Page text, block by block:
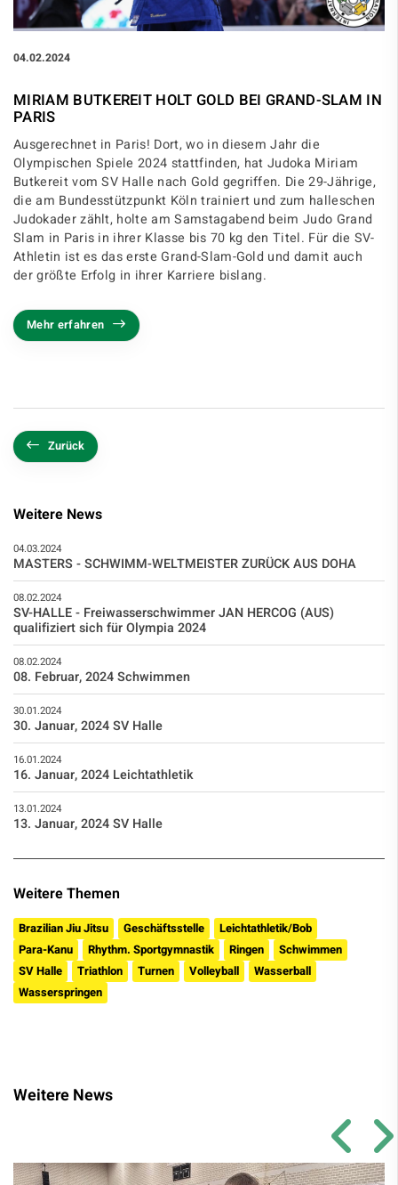
04.02.2024
MIRIAM BUTKEREIT HOLT GOLD BEI GRAND-SLAM IN
PARIS
Ausgerechnet in Paris! Dort, wo in diesem Jahr die
Olympischen Spiele 2024 stattfinden, hat Judoka Miriam
Butkereit vom SV Halle nach Gold gegriffen. Die 29-Jährige,
die am Bundesstützpunkt Köln trainiert und zum halleschen
Judokader zählt, holte am Samstagabend beim Judo Grand
Slam in Paris in ihrer Klasse bis 70 kg den Titel. Für die SV-
Athletin ist es das erste Grand-Slam-Gold und damit auch
der größte Erfolg in ihrer Karriere bislang.
Mehr erfahren
Zurück
Weitere News
04.03.2024
MASTERS - SCHWIMM-WELTMEISTER ZURÜCK AUS DOHA
08.02.2024
SV-HALLE - Freiwasserschwimmer JAN HERCOG (AUS)
qualifiziert sich für Olympia 2024
08.02.2024
08. Februar, 2024 Schwimmen
30.01.2024
30. Januar, 2024 SV Halle
16.01.2024
16. Januar, 2024 Leichtathletik
13.01.2024
13. Januar, 2024 SV Halle
Weitere Themen
Brazilian Jiu Jitsu Geschäftsstelle
Leichtathletik/Bob
Para-Kanu
Rhythm. Sportgymnastik Ringen
Schwimmen
SV Halle
Triathlon Turnen Volleyball
Wasserball
Wasserspringen
Weitere News